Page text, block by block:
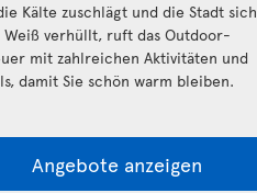
Kälte zuschlägt und die Stadt sich
Weiß verhüllt, ruft das Outdoor-
mit zahlreichen Aktivitäten und
damit Sie schön warm bleiben.
Angebote anzeigen